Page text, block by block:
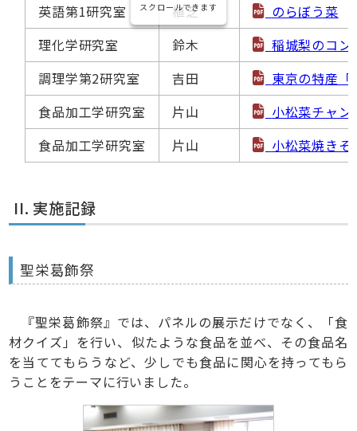
英語第1研究室
植芝
のらぼう菜
理化学研究室
鈴木
稲城梨のコン
調理学第2研究室
吉田
東京の特産「
食品加工学研究室
片山
小松菜チャン
食品加工学研究室
片山 小松菜焼きそ
スクロールできます
II. 実施記録
聖栄葛飾祭
『聖栄葛飾祭』では、パネルの展示だけでなく、「食
材クイズ」を行い、似たような食品を並べ、その食品名
を当ててもらうなど、少しでも食品に関心を持ってもら
うことをテーマに行いました。